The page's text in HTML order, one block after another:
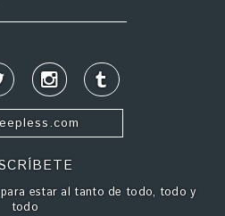
estar al tanto de todo, todo y
todo